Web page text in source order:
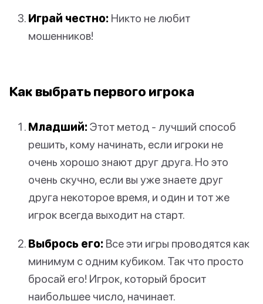
Играй честно: Никто не любит
мошенников!
Как выбрать первого игрока
Младший: Этот метод - лучший способ
решить, кому начинать, если игроки не
очень хорошо знают друг друга. Но это
очень скучно, если вы уже знаете друг
друга некоторое время, и один и тот же
игрок всегда выходит на старт.
Выбрось его: Все эти игры проводятся как
минимум с одним кубиком. Так что просто
бросай его! Игрок, который бросит
наибольшее число, начинает.